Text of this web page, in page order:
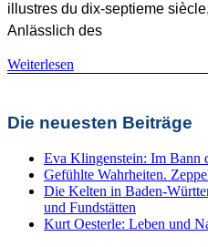
illustres du dix-septieme
Anlässlich des
Weiterlesen
Die neuesten Beiträge
Eva Klingenstein: Im Bann
Gefühlte Wahrheiten.
Die Kelten in Baden-
und Fundstätten
Kurt Oesterle: Leben und